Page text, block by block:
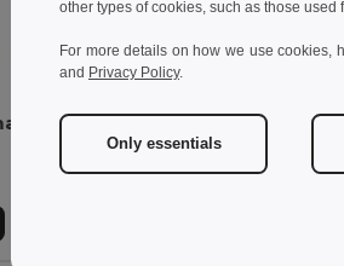
-46%
GENTLEMEN 21" automatický deštník
221,87 kč
TRALEE Skládací
GiftRetail MO9604
+2 Colors
other types of cookies, such as those
For more details on how we use
and Privacy Policy.
Only essentials